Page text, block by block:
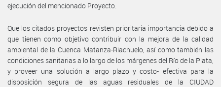
ejecución del mencionado Proyecto.
Que los citados proyectos revisten prioritaria importancia debido a
que tienen como objetivo contribuir con la mejora de la calidad
ambiental de la Cuenca Matanza-Riachuelo, así como también las
condiciones sanitarias a lo largo de los márgenes del Río de la Plata,
y proveer una solución a largo plazo y costo- efectiva para la
disposición segura de las aguas residuales de la CIUDAD